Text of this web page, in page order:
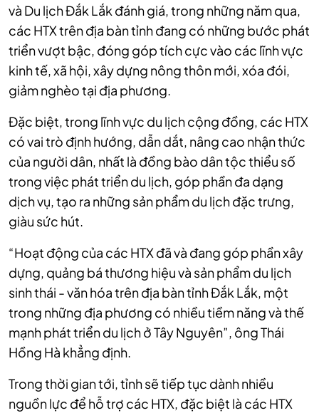
và Du lịch Đắk Lắk đánh giá, trong những năm qua,
các HTX trên địa bàn tỉnh đang có những bước phát
triển vượt bậc, đóng góp tích cực vào các lĩnh vực
kinh tế, xã hội, xây dựng nông thôn mới, xóa đói,
giảm nghèo tại địa phương.
Đặc biệt, trong lĩnh vực du lịch cộng đồng, các HTX
có vai trò định hướng, dẫn dắt, nâng cao nhận thức
của người dân, nhất là đồng bào dân tộc thiểu số
trong việc phát triển du lịch, góp phần đa dạng
dịch vụ, tạo ra những sản phẩm du lịch đặc trưng,
giàu sức hút.
“Hoạt động của các HTX đã và đang góp phần xây
dựng, quảng bá thương hiệu và sản phẩm du lịch
sinh thái - văn hóa trên địa bàn tỉnh Đắk Lắk, một
trong những địa phương có nhiều tiềm năng và thế
mạnh phát triển du lịch ở Tây Nguyên”, ông Thái
Hồng Hà khẳng định.
Trong thời gian tới, tỉnh sẽ tiếp tục dành nhiều
nguồn lực để hỗ trợ các HTX, đặc biệt là các HTX